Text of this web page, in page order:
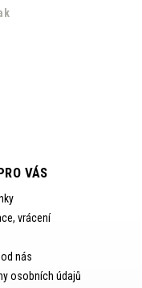
VÁS
vrácení
nás
osobních údajů